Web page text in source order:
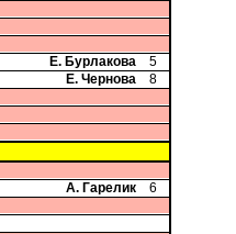
Е. Бурлакова
5
Е. Чернова
8
А. Гарелик
6